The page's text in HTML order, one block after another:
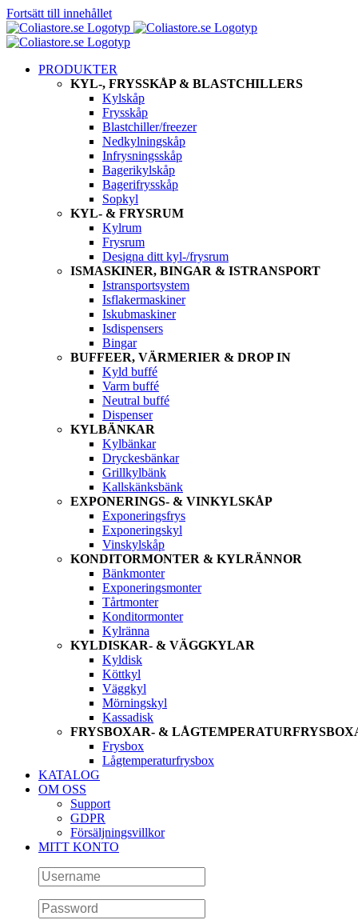
Fortsätt till innehållet
PRODUKTER
KYL-, FRYSSKÅP & BLASTCHILLERS
Kylskåp
Frysskåp
Blastchiller/freezer
Nedkylningskåp
Infrysningsskåp
Bagerikylskåp
Bagerifrysskåp
Sopkyl
KYL- & FRYSRUM
Kylrum
Frysrum
Designa ditt kyl-/frysrum
ISMASKINER, BINGAR & ISTRANSPORT
Istransportsystem
Isflakermaskiner
Iskubmaskiner
Isdispensers
Bingar
BUFFEER, VÄRMERIER & DROP IN
Kyld buffé
Varm buffé
Neutral buffé
Dispenser
KYLBÄNKAR
Kylbänkar
Dryckesbänkar
Grillkylbänk
Kallskänksbänk
EXPONERINGS- & VINKYLSKÅP
Exponeringsfrys
Exponeringskyl
Vinskylskåp
KONDITORMONTER & KYLRÄNNOR
Bänkmonter
Exponeringsmonter
Tårtmonter
Konditormonter
Kylränna
KYLDISKAR- & VÄGGKYLAR
Kyldisk
Köttkyl
Väggkyl
Mörningskyl
Kassadisk
FRYSBOXAR- &
Frysbox
Lågtemperaturfrysbox
KATALOG
OM OSS
Support
GDPR
Försäljningsvillkor
MITT KONTO